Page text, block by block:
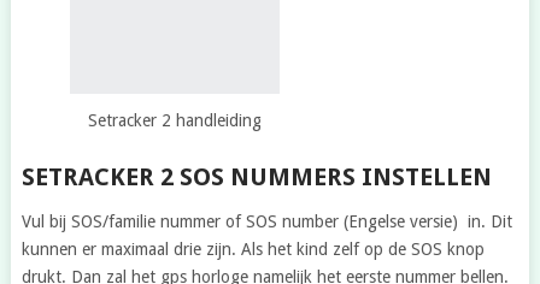
Setracker 2 handleiding
SETRACKER 2 SOS NUMMERS INSTELLEN
Vul bij SOS/familie nummer of SOS number (Engelse versie) in. Dit
kunnen er maximaal drie zijn. Als het kind zelf op de SOS knop
drukt. Dan zal het gps horloge namelijk het eerste nummer bellen.